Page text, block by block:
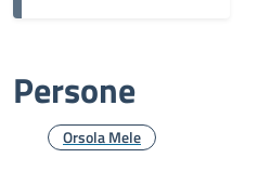
Persone
Orsola Mele